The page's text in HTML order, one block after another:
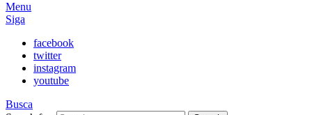
Menu
Siga
facebook
twitter
instagram
youtube
Busca